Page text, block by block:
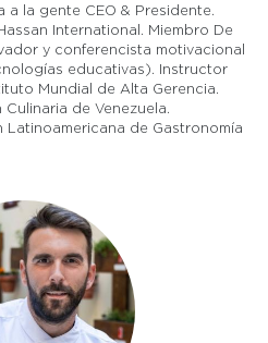
a la gente CEO & Presidente.
International. Miembro De
y conferencista motivacional
educativas). Instructor
Mundial de Alta Gerencia.
de Venezuela.
Latinoamericana de Gastronomía